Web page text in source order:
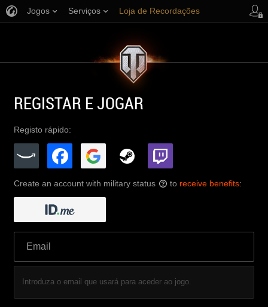
Jogos Serviços Loja de Recordações
REGISTAR E JOGAR
Registo rápido:
Create an account with military status ? to receive benefits:
Introduza o email que usará para aceder ao jogo.